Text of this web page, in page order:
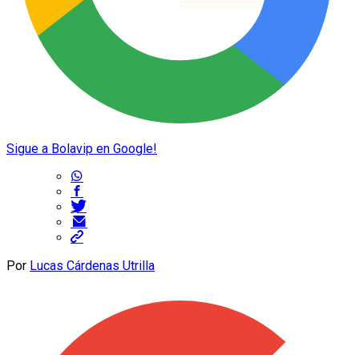
Sigue a Bolavip en Google!
Por Lucas Cárdenas Utrilla